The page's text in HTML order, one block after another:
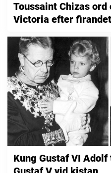
Toussaint Chizas
Victoria efter firandet
Kung Gustaf VI